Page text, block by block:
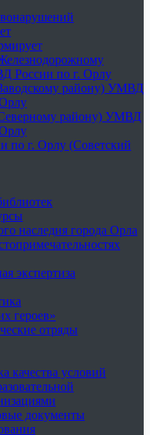
России по г. Орлу
району) УМВД
району) УМВД
по г. Орлу (Советский
наследия города Орла
экспертиза
героев»
отряды
качества условий
документы